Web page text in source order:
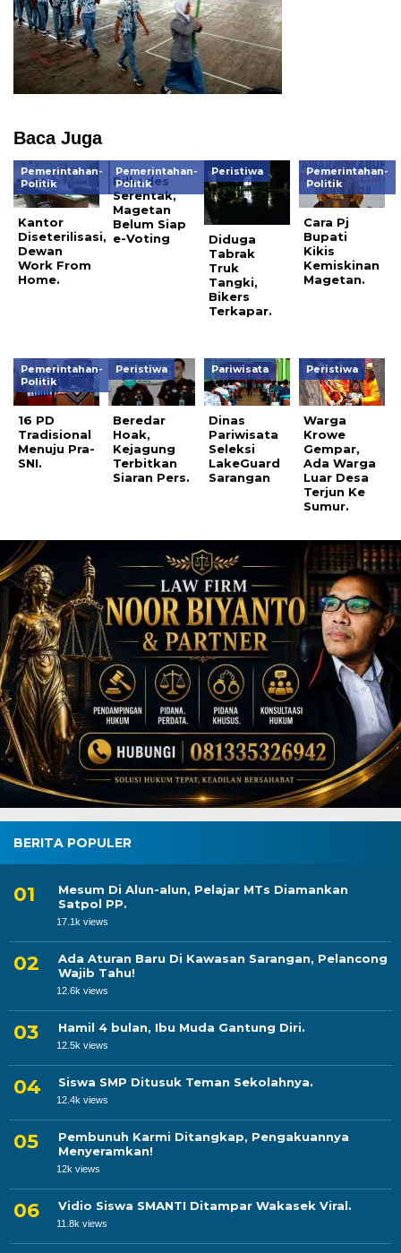
Baca Juga
Pemerintahan-
Politik
Kantor
Diseterilisasi,
Dewan
Work From
Home.
Pemerintahan-
Politik
Pilkades
Serentak,
Magetan
Belum Siap
e-Voting
Peristiwa
Diduga
Tabrak
Truk
Tangki,
Bikers
Terkapar.
Pemerintahan-
Politik
Cara Pj
Bupati
Kikis
Kemiskinan
Magetan.
Pemerintahan-
Politik
16 PD
Tradisional
Menuju Pra-
SNI.
Peristiwa
Beredar
Hoak,
Kejagung
Terbitkan
Siaran Pers.
Pariwisata
Dinas
Pariwisata
Seleksi
LakeGuard
Sarangan
Peristiwa
Warga
Krowe
Gempar,
Ada Warga
Luar Desa
Terjun Ke
Sumur.
BERITA POPULER
Mesum Di Alun-alun, Pelajar MTs Diamankan
Satpol PP.
17.1k views
Ada Aturan Baru Di Kawasan Sarangan, Pelancong
Wajib Tahu!
12.6k views
Hamil 4 bulan, Ibu Muda Gantung Diri.
12.5k views
Siswa SMP Ditusuk Teman Sekolahnya.
12.4k views
Pembunuh Karmi Ditangkap, Pengakuannya
Menyeramkan!
12k views
Vidio Siswa SMANTI Ditampar Wakasek Viral.
11.8k views